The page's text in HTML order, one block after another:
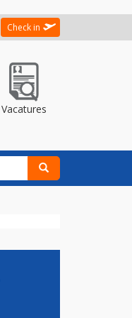
Check in
Vacatures